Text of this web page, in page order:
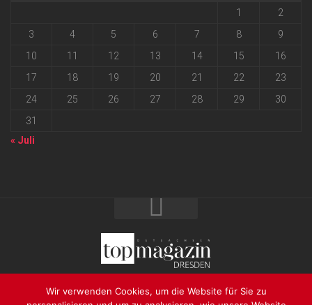
1
2
3
4 5 6 7 8
9
10
11 12 13 14 15
16
17
18 19 20 21 22
23
24
25 26 27 28 29
30
31
« Juli
2026 progressmedia Verlag & Werbeagentur GmbH • Bautzner
Wir verwenden Cookies, um die Website für Sie zu